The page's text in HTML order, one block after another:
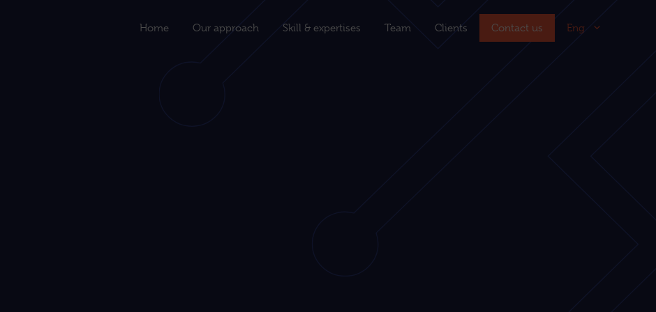
Home Our approach Skill & expertises Team Clients Contact us Eng